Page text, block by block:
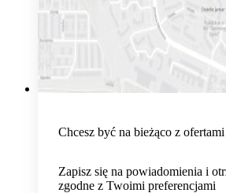
Chcesz być na bieżąco z
Zapisz się na powiadomienia i
zgodne z Twoimi preferencjami